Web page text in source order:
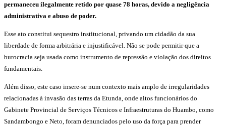
permaneceu ilegalmente retido por quase 78 horas, devido a negligência
administrativa e abuso de poder.
Esse ato constitui sequestro institucional, privando um cidadão da sua
liberdade de forma arbitrária e injustificável. Não se pode permitir que a
burocracia seja usada como instrumento de repressão e violação dos direitos
fundamentais.
Além disso, este caso insere-se num contexto mais amplo de irregularidades
relacionadas à invasão das terras da Etunda, onde altos funcionários do
Gabinete Provincial de Serviços Técnicos e Infraestruturas do Huambo, como
Sandambongo e Neto, foram denunciados pelo uso da força para prender